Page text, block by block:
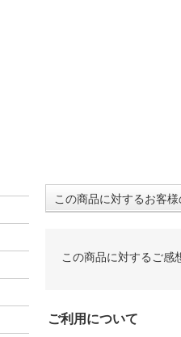
この商品に対するお客
この商品に対するご感
ご利用について